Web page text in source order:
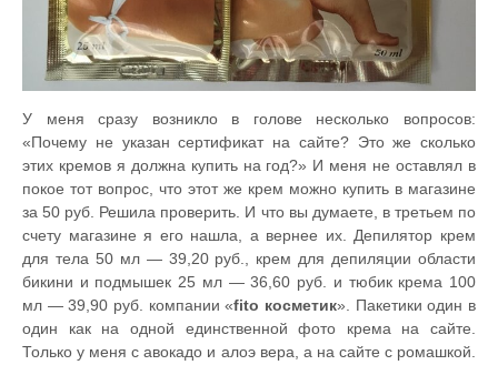
У меня сразу возникло в голове несколько вопросов:
«Почему не указан сертификат на сайте? Это же сколько
этих кремов я должна купить на год?» И меня не оставлял в
покое тот вопрос, что этот же крем можно купить в магазине
за 50 руб. Решила проверить. И что вы думаете, в третьем по
счету магазине я его нашла, а вернее их. Депилятор крем
для тела 50 мл — 39,20 руб., крем для депиляции области
бикини и подмышек 25 мл — 36,60 руб. и тюбик крема 100
мл — 39,90 руб. компании «fito косметик». Пакетики один в
один как на одной единственной фото крема на сайте.
Только у меня с авокадо и алоэ вера, а на сайте с ромашкой.